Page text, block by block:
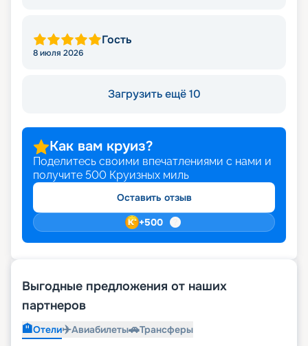
Гость
8 июля 2026
Загрузить ещё 10
Как вам круиз?
Поделитесь своими впечатлениями с нами и
получите 500 Круизных миль
Оставить отзыв
+500
Выгодные предложения от наших
партнеров
🏨Отели✈️Авиабилеты🚗Трансферы